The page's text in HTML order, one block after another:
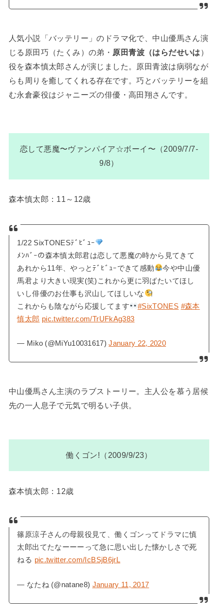
人気小説「バッテリー」のドラマ化で、中山優馬さん演
じる原田巧（たくみ）の弟・ 原田青波（はらだせいは ）
役を森本慎太郎さんが演じました。原田青波は病弱なが
らも周りを癒してくれる存在です。巧とバッテリーを組
む永倉豪役はジャニーズの俳優・高田翔さんです。
恋して悪魔〜ヴァンパイア☆ボーイ〜（2009/7/7-
9/8）
森本慎太郎：11～12歳
1/22 SixTONESﾃﾞﾋﾞｭｰ
ﾒﾝﾊﾞｰの森本慎太郎君は恋して悪魔の時から見てきて
あれから11年、やっとﾃﾞﾋﾞｭｰできて感動
今や中山優
馬君より大きい現実(笑)これから更に羽ばたいてほし
いし俳優のお仕事も沢山してほしいな
これからも陰ながら応援してます
#SixTONES #森本
慎太郎 pic.twitter.com/TrUFkAg383
— Miko (@MiYu10031617)January 22, 2020
中山優馬さん主演のラブストーリー。主人公を慕う居候
先の一人息子で元気で明るい子供。
働くゴン!（2009/9/23）
森本慎太郎：12歳
篠原涼子さんの母親役見て、働くゴンってドラマに慎
太郎出てたなーーーって急に思い出した懐かしさで死
ねる pic.twitter.com/IcBSjB6jrL
— なたね (@natane8) January 11, 2017